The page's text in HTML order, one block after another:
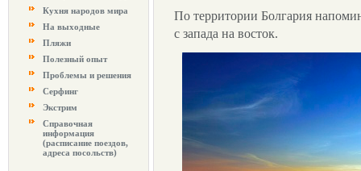
Кухня народов мира
На выходные
Пляжи
Полезный опыт
Проблемы и решения
Серфинг
Экстрим
Справочная
информация
(расписание поездов,
адреса посольств)
По территории Болгария
с запада на восток.